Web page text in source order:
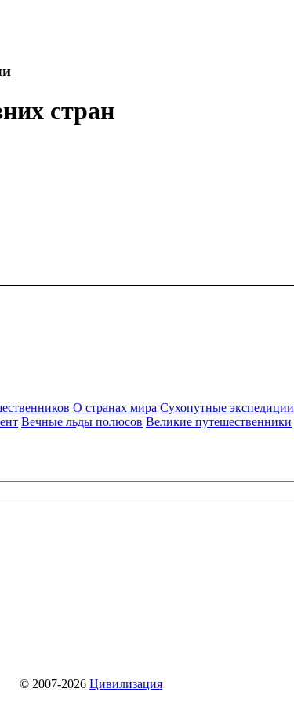
стран
О странах мира Сухопутные экспедиции
Вечные льды полюсов Великие путешественники
© 2007-2026 Цивилизация